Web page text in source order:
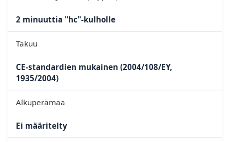
2 minuuttia "hc"-kulholle
Takuu
CE-standardien mukainen (2004/108/EY,
1935/2004)
Alkuperämaa
Ei määritelty